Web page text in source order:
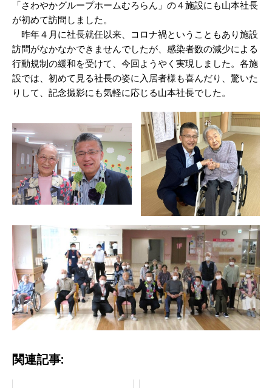
「さわやかグループホームむろらん」の４施設にも山本社長
が初めて訪問しました。
昨年４月に社長就任以来、コロナ禍ということもあり施設
訪問がなかなかできませんでしたが、感染者数の減少による
行動規制の緩和を受けて、今回ようやく実現しました。各施
設では、初めて見る社長の姿に入居者様も喜んだり、驚いた
りして、記念撮影にも気軽に応じる山本社長でした。
関連記事: